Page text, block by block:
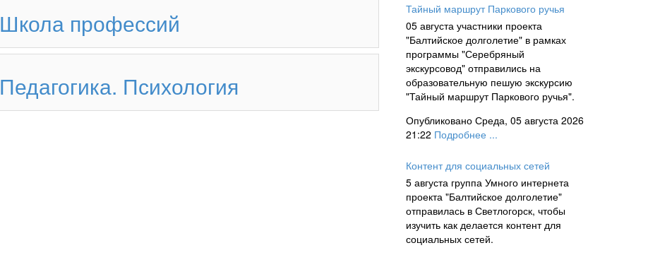
Школа профессий
Педагогика. Психология
Тайный маршрут Паркового ручья
05 августа участники проекта
"Балтийское долголетие" в рамках
программы "Серебряный
экскурсовод" отправились на
образовательную пешую экскурсию
"Тайный маршрут Паркового ручья".
Опубликовано Среда, 05 августа 2026
21:22 Подробнее ...
Контент для социальных сетей
5 августа группа Умного интернета
проекта "Балтийское долголетие"
отправилась в Светлогорск, чтобы
изучить как делается контент для
социальных сетей.